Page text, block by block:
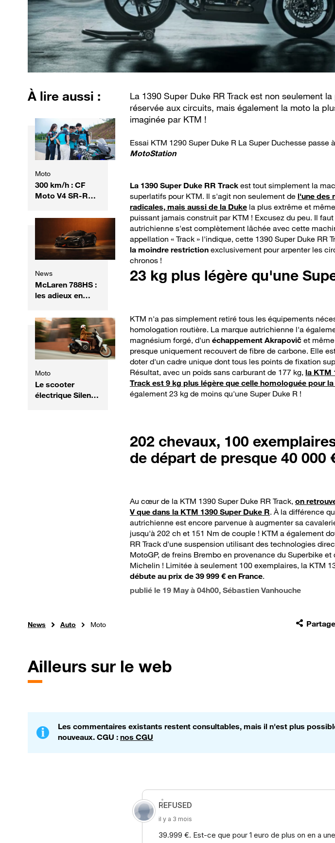
À lire aussi :
Moto
300 km/h : CF
Moto V4 SR-RR
chinoise la plus
News
McLaren 788HS :
les adieux en
Super Series
Moto
Le scooter
électrique Silence
La 1390 Super Duke RR Track est non seulement
réservée aux circuits, mais également la moto la
imaginée par KTM !
Essai KTM 1290 Super Duke R La Super Duchesse passe
MotoStation
La 1390 Super Duke RR Track est tout simplement la
superlatifs pour KTM. Il s'agit non seulement de l'une des
radicales, mais aussi de la Duke la plus extrême et
puissant jamais construit par KTM ! Excusez du peu. Il
autrichienne s'est complètement lâchée avec cette
appellation « Track » l'indique, cette 1390 Super Duke RR
la moindre restriction exclusivement pour arpenter les
chronos !
23 kg plus légère qu'une
KTM n'a pas simplement retiré tous les équipements
homologation routière. La marque autrichienne l'a
magnésium forgé, d'un échappement Akrapovič et
presque uniquement recouvert de fibre de carbone. Elle
doter d'un cadre unique dont tous les points de fixation
Résultat, avec un poids sans carburant de 177 kg, la KTM
Track est 9 kg plus légère que celle homologuée pour
également 23 kg de moins qu'une Super Duke R !
202 chevaux, 100
de départ de presque 40 000
Au cœur de la KTM 1390 Super Duke RR Track, on
V que dans la KTM 1390 Super Duke R. À la différence
autrichienne est encore parvenue à augmenter sa
jusqu'à 202 ch et 151 Nm de couple ! KTM a également
RR Track d'une suspension utilisant des technologies
MotoGP, de freins Brembo en provenance du Superbike
Michelin ! Limitée à seulement 100 exemplaires, la KTM
débute au prix de 39 999 € en France.
publié le 19 May à 04h00, Sébastien Vanhouche
News Auto Moto
Ailleurs sur le web
Les commentaires existants restent consultables, mais il n'est plus
nouveaux. CGU : nos CGU